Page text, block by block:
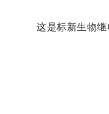
这是标新生物